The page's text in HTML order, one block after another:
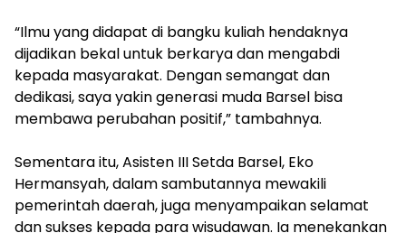
‎“Ilmu yang didapat di bangku kuliah hendaknya
dijadikan bekal untuk berkarya dan mengabdi
kepada masyarakat. Dengan semangat dan
dedikasi, saya yakin generasi muda Barsel bisa
membawa perubahan positif,” tambahnya.
‎Sementara itu, Asisten III Setda Barsel, Eko
Hermansyah, dalam sambutannya mewakili
pemerintah daerah, juga menyampaikan selamat
dan sukses kepada para wisudawan. Ia menekankan